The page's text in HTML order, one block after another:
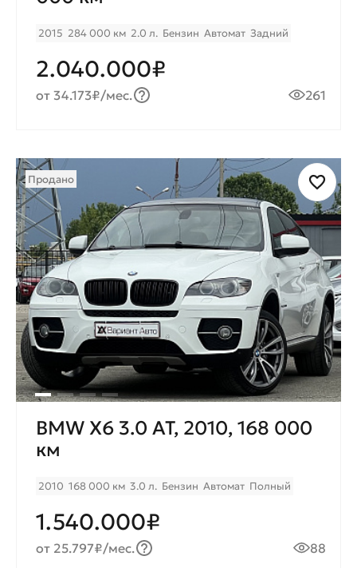
2015 284 000 км 2.0 л. Бензин Автомат Задний
2.040.000₽
от 34.173₽/мес. 261
Продано
BMW X6 3.0 AT, 2010, 168 000
км
2010 168 000 км 3.0 л. Бензин Автомат Полный
1.540.000₽
от 25.797₽/мес. 88